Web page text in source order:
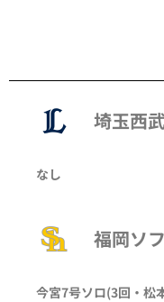
埼玉西
なし
福岡ソ
今宮7号ソロ(3回・ 松